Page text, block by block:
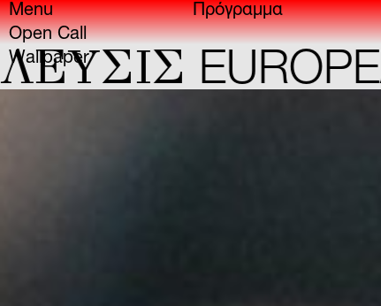
Menu Πρόγραμμα
Open Call
Wallpaper